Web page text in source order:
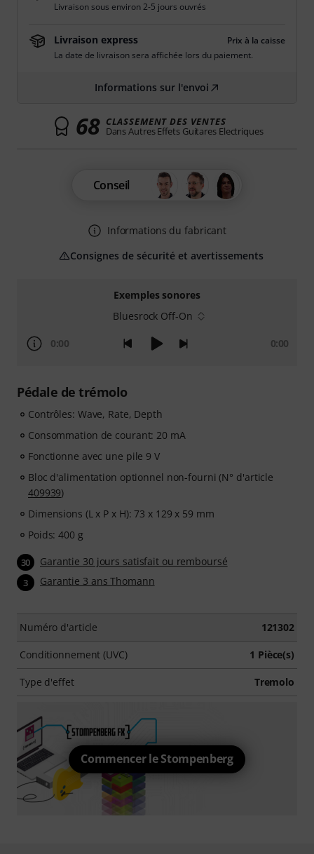
Exemples sonores
Bluesrock Off-On
0:00 0:00
Pédale de trémolo
Contrôles: Wave, Rate, Depth
Consommation de courant: 20 mA
Fonctionne avec une pile 9 V
Bloc d'alimentation optionnel non-fourni (N° d'article
409939)
Dimensions (L x P x H): 73 x 129 x 59 mm
Poids: 400 g
30 Garantie 30 jours satisfait ou remboursé
3 Garantie 3 ans Thomann
Numéro d'article 121302
Conditionnement (UVC) 1 Pièce(s)
Type d'effet Tremolo
Commencer le Stompenberg
Livraison sous environ 2-5 jours ouvrés
Livraison express
Prix à la caisse
La date de livraison sera affichée lors du paiement.
Informations sur l'envoi
68 CLASSEMENT DES VENTES
Dans Autres Effets Guitares Electriques
Conseil
Informations du fabricant
Consignes de sécurité et avertissements